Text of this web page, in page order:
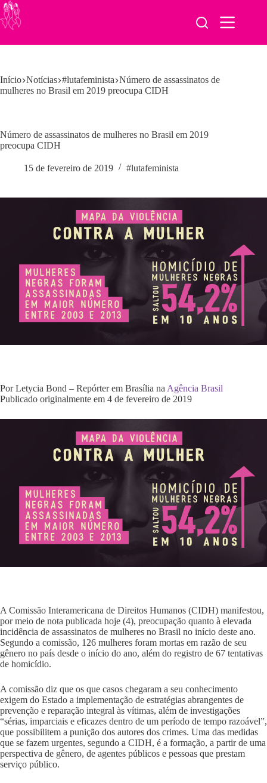
Pular
para
o
Início Notícias #lutafeminista Número de assassinatos de
mulheres no Brasil em 2019 preocupa CIDH
Número de assassinatos de mulheres no Brasil em 2019
preocupa CIDH
15 de fevereiro de 2019 #lutafeminista
Por Letycia Bond – Repórter em Brasília na Agência Brasil
Publicado originalmente em 4 de fevereiro de 2019
A Comissão Interamericana de Direitos Humanos (CIDH) manifestou,
por meio de nota publicada hoje (4), preocupação quanto à elevada
incidência de assassinatos de mulheres no Brasil no início deste ano.
Segundo a comissão, 126 mulheres foram mortas em razão de seu
gênero no país desde o início do ano, além do registro de 67 tentativas
de homicídio.
A comissão diz que os que casos chegaram a seu conhecimento
exigem do Estado a implementação de estratégias abrangentes de
prevenção e reparação integral às vítimas, além de investigações
“sérias, imparciais e eficazes dentro de um período de tempo razoável”,
que possibilitem a punição dos autores dos crimes. Uma das medidas
que se fazem urgentes, segundo a CIDH, é a formação, a partir de uma
perspectiva de gênero, de agentes públicos e pessoas que prestam
serviço público.